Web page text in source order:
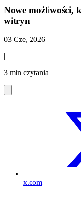
Nowe możliwości,
witryn
03 Cze, 2026
|
3 min czytania
x.com